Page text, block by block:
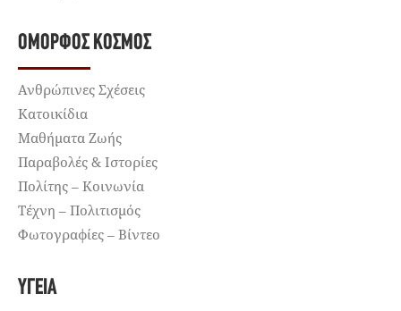
ΌΜΟΡΦΟΣ ΚΌΣΜΟΣ
Ανθρώπινες Σχέσεις
Κατοικίδια
Μαθήματα Ζωής
Παραβολές & Ιστορίες
Πολίτης – Κοινωνία
Τέχνη – Πολιτισμός
Φωτογραφίες – Βίντεο
ΥΓΕΊΑ